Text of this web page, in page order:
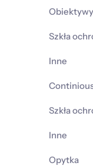
Szkła
Inne
Szkła
Inne
Opytka